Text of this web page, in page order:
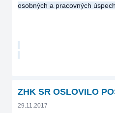
osobných a pracovných
ZHK SR OSLOVILO
29.11.2017